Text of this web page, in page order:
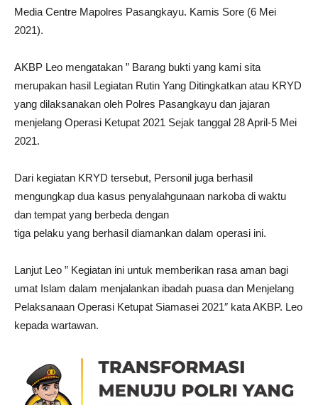
Media Centre Mapolres Pasangkayu. Kamis Sore (6 Mei
2021).
AKBP Leo mengatakan ” Barang bukti yang kami sita
merupakan hasil Legiatan Rutin Yang Ditingkatkan atau KRYD
yang dilaksanakan oleh Polres Pasangkayu dan jajaran
menjelang Operasi Ketupat 2021 Sejak tanggal 28 April-5 Mei
2021.
Dari kegiatan KRYD tersebut, Personil juga berhasil
mengungkap dua kasus penyalahgunaan narkoba di waktu
dan tempat yang berbeda dengan
tiga pelaku yang berhasil diamankan dalam operasi ini.
Lanjut Leo ” Kegiatan ini untuk memberikan rasa aman bagi
umat Islam dalam menjalankan ibadah puasa dan Menjelang
Pelaksanaan Operasi Ketupat Siamasei 2021″ kata AKBP. Leo
kepada wartawan.